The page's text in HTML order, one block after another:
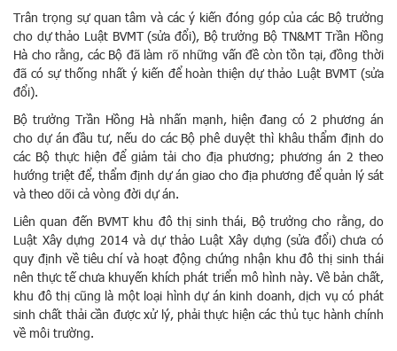
Trân trọng sự quan tâm và các ý kiến đóng góp của các Bộ trưởng
cho dự thảo Luật BVMT (sửa đổi), Bộ trưởng Bộ TN&MT Trần Hồng
Hà cho rằng, các Bộ đã làm rõ những vấn đề còn tồn tại, đồng thời
đã có sự thống nhất ý kiến để hoàn thiện dự thảo Luật BVMT (sửa
đổi).
Bộ trưởng Trần Hồng Hà nhấn mạnh, hiện đang có 2 phương án
cho dự án đầu tư, nếu do các Bộ phê duyệt thì khâu thẩm định do
các Bộ thực hiện để giảm tải cho địa phương; phương án 2 theo
hướng triệt để, thẩm định dự án giao cho địa phương để quản lý sát
và theo dõi cả vòng đời dự án.
Liên quan đến BVMT khu đô thị sinh thái, Bộ trưởng cho rằng, do
Luật Xây dựng 2014 và dự thảo Luật Xây dựng (sửa đổi) chưa có
quy định về tiêu chí và hoạt động chứng nhận khu đô thị sinh thái
nên thực tế chưa khuyến khích phát triển mô hình này. Về bản chất,
khu đô thị cũng là một loại hình dự án kinh doanh, dịch vụ có phát
sinh chất thải cần được xử lý, phải thực hiện các thủ tục hành chính
về môi trường.